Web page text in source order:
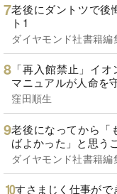
老後にダントツで後
ト1
ダイヤモンド社書籍編
「再入館禁止」イ
マニュアルが人命を
窪田順生
老後になってから「
ばよかった」と思う
ダイヤモンド社書籍編
すさまじく仕事が